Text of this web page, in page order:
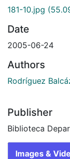
181-10.jpg
Date
2005-06-24
Authors
Rodríguez
Publisher
Biblioteca
Images &